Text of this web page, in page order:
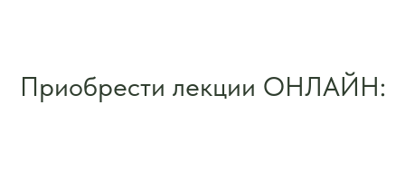
Приобрести лекции ОНЛАЙН: